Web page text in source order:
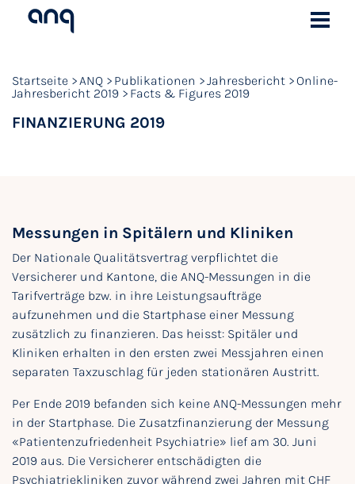
Startseite ANQ Publikationen Jahresbericht
Online-
Jahresbericht 2019
Facts & Figures 2019
FINANZIERUNG 2019
Messungen in Spitälern und Kliniken
Der Nationale Qualitätsvertrag verpflichtet die
Versicherer und Kantone, die ANQ-Messungen in die
Tarifverträge bzw. in ihre Leistungsaufträge
aufzunehmen und die Startphase einer Messung
zusätzlich zu finanzieren. Das heisst: Spitäler und
Kliniken erhalten in den ersten zwei Messjahren einen
separaten Taxzuschlag für jeden stationären Austritt.
Per Ende 2019 befanden sich keine ANQ-Messungen mehr
in der Startphase. Die Zusatzfinanzierung der Messung
«Patientenzufriedenheit Psychiatrie» lief am 30. Juni
2019 aus. Die Versicherer entschädigten die
Psychiatriekliniken zuvor während zwei Jahren mit CHF